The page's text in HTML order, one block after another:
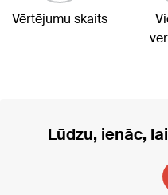
Vērtējumu skaits
Lūdzu, ienāc,